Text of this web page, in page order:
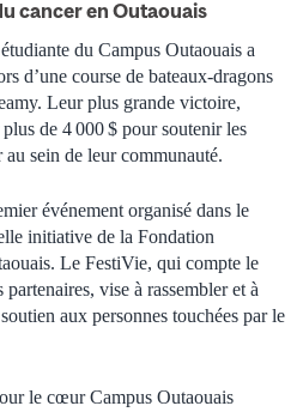
cancer en Outaouais
du Campus Outaouais a
d’une course de bateaux-dragons
Leur plus grande victoire,
de 4 000 $ pour soutenir les
au sein de leur communauté.
événement organisé dans le
initiative de la Fondation
Le FestiVie, qui compte le
vise à rassembler et à
aux personnes touchées par le
le cœur Campus Outaouais